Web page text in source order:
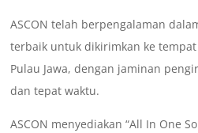
ASCON telah berpengalaman
terbaik untuk dikirimkan ke
Pulau Jawa, dengan jaminan
dan tepat waktu.
ASCON menyediakan “All In One